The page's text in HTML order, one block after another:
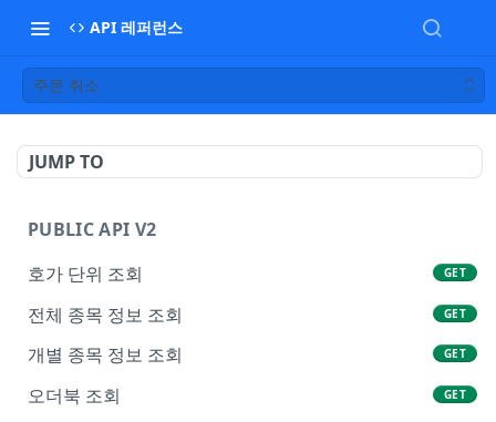
API 레퍼런스
주문 취소
JUMP TO
PUBLIC API V2
호가 단위 조회
GET
전체 종목 정보 조회 GET
개별 종목 정보 조회 GET
오더북 조회 GET